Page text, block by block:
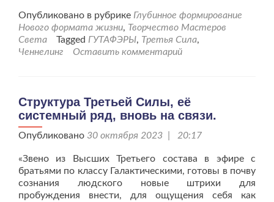
проСистема
Третьей
Силы
в
Опубликовано в рубрике Глубинное формирование
Нового формата жизни, Творчество Мастеров
Света
Tagged ГУТАФЭРЫ, Третья Сила,
Ченнелинг
Оставить комментарий
Структура Третьей Силы, её
системный ряд, вновь на связи.
Опубликовано 30 октября 2023 | 20:17
«Звено из Высших Третьего состава в эфире с
братьями по классу Галактическими, готовы в почву
сознания людского новые штрихи для
пробуждения внести, для ощущения себя как